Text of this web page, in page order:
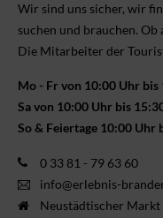
Wir sind uns sicher, wir
suchen und brauchen.
Die Mitarbeiter der
Mo - Fr von 10:00 Uhr bis
Sa von 10:00 Uhr bis
So & Feiertage 10:00 Uhr
0 33 81 - 79 63 60
info@erlebnis-
Neustädtischer Markt